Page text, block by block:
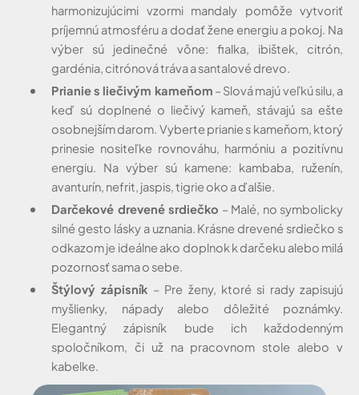
harmonizujúcimi vzormi mandaly pomôže vytvoriť
príjemnú atmosféru a dodať žene energiu a pokoj. Na
výber sú jedinečné vône: fialka, ibištek, citrón,
gardénia, citrónová tráva a santalové drevo.
Prianie s liečivým kameňom – Slová majú veľkú silu, a
keď sú doplnené o liečivý kameň, stávajú sa ešte
osobnejším darom. Vyberte prianie s kameňom, ktorý
prinesie nositeľke rovnováhu, harmóniu a pozitívnu
energiu. Na výber sú kamene: kambaba, ruženín,
avanturín, nefrit, jaspis, tigrie oko a ďalšie.
Darčekové drevené srdiečko – Malé, no symbolicky
silné gesto lásky a uznania. Krásne drevené srdiečko s
odkazom je ideálne ako doplnok k darčeku alebo milá
pozornosť sama o sebe.
Štýlový zápisník – Pre ženy, ktoré si rady zapisujú
myšlienky, nápady alebo dôležité poznámky.
Elegantný zápisník bude ich každodenným
spoločníkom, či už na pracovnom stole alebo v
kabelke.